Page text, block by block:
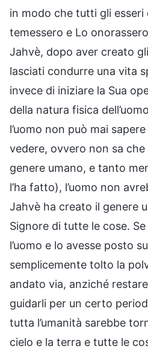
in modo che tutti gli esseri
temessero e Lo
Jahvè, dopo aver creato
lasciati condurre una vita
invece di iniziare la Sua
della natura fisica
l’uomo non può mai
vedere, ovvero non sa
genere umano, e tanto
l’ha fatto), l’uomo non
Jahvè ha creato il genere
Signore di tutte le cose.
l’uomo e lo avesse posto
semplicemente tolto la
andato via, anziché
guidarli per un certo
tutta l’umanità sarebbe
cielo e la terra e tutte le